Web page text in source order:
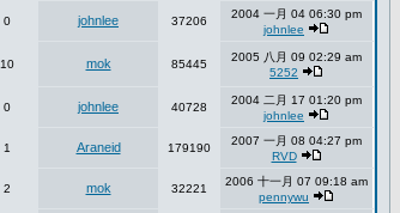
0 johnlee 37206
2004 一月 04 06:30 pm
johnlee
10 mok 85445
2005 八月 09 02:29 am
5252
0 johnlee 40728
2004 二月 17 01:20 pm
johnlee
1 Araneid 179190
2007 一月 08 04:27 pm
RVD
2 mok 32221
2006 十一月 07 09:18 am
pennywu